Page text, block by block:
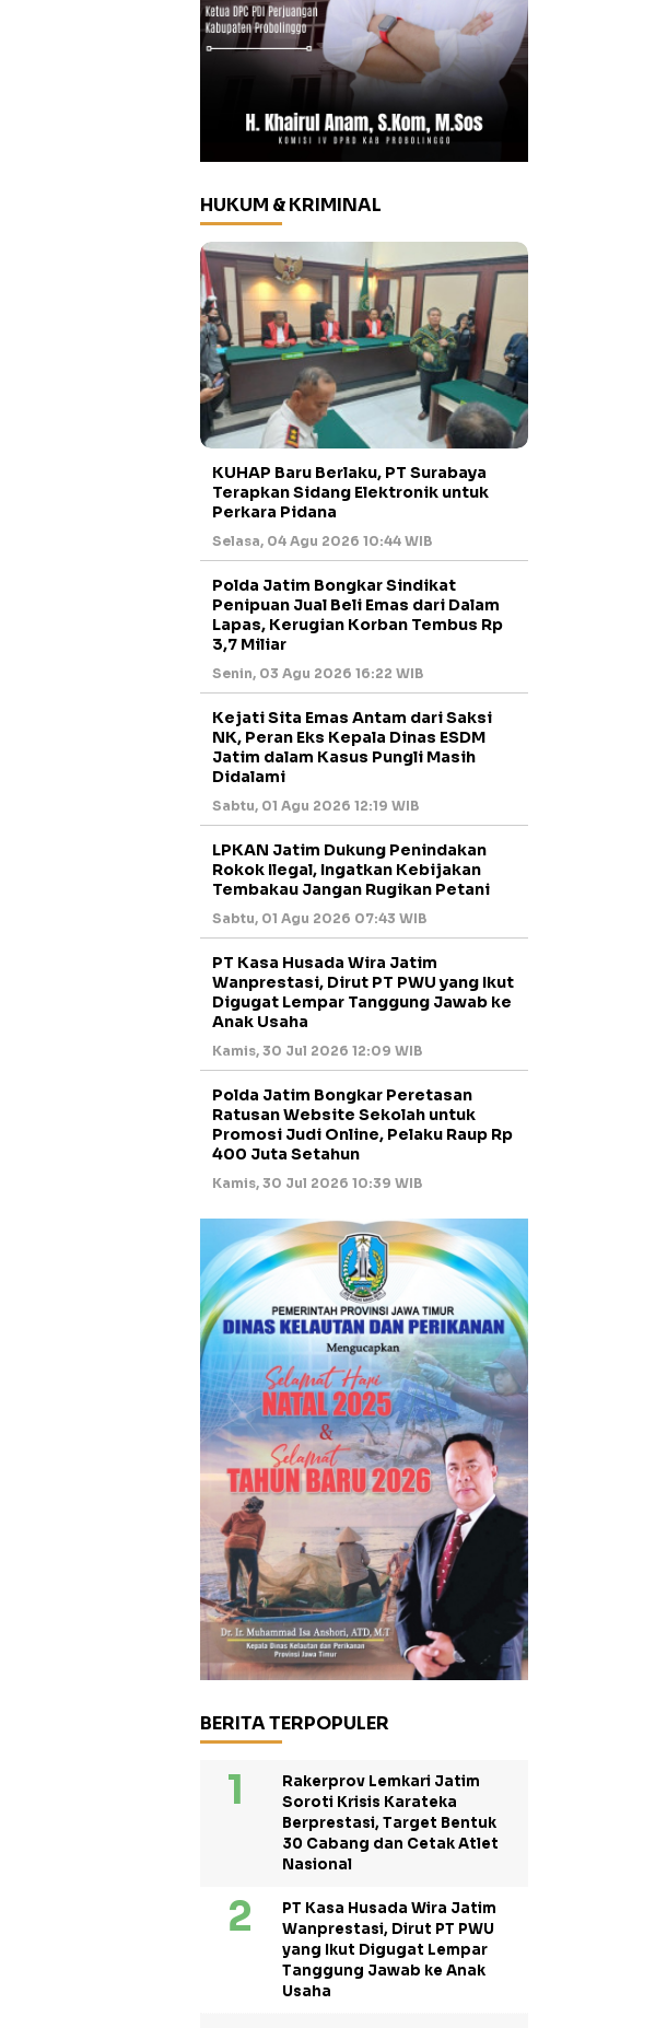
HUKUM & KRIMINAL
KUHAP Baru Berlaku, PT Surabaya
Terapkan Sidang Elektronik untuk
Perkara Pidana
Selasa, 04 Agu 2026 10:44 WIB
Polda Jatim Bongkar Sindikat
Penipuan Jual Beli Emas dari Dalam
Lapas, Kerugian Korban Tembus Rp
3,7 Miliar
Senin, 03 Agu 2026 16:22 WIB
Kejati Sita Emas Antam dari Saksi
NK, Peran Eks Kepala Dinas ESDM
Jatim dalam Kasus Pungli Masih
Didalami
Sabtu, 01 Agu 2026 12:19 WIB
LPKAN Jatim Dukung Penindakan
Rokok Ilegal, Ingatkan Kebijakan
Tembakau Jangan Rugikan Petani
Sabtu, 01 Agu 2026 07:43 WIB
PT Kasa Husada Wira Jatim
Wanprestasi, Dirut PT PWU yang Ikut
Digugat Lempar Tanggung Jawab ke
Anak Usaha
Kamis, 30 Jul 2026 12:09 WIB
Polda Jatim Bongkar Peretasan
Ratusan Website Sekolah untuk
Promosi Judi Online, Pelaku Raup Rp
400 Juta Setahun
Kamis, 30 Jul 2026 10:39 WIB
BERITA TERPOPULER
Rakerprov Lemkari Jatim
Soroti Krisis Karateka
Berprestasi, Target Bentuk
30 Cabang dan Cetak Atlet
Nasional
PT Kasa Husada Wira Jatim
Wanprestasi, Dirut PT PWU
yang Ikut Digugat Lempar
Tanggung Jawab ke Anak
Usaha